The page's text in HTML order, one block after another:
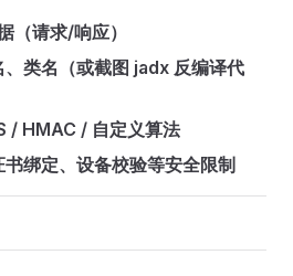
（请求/响应）
类名（或截图 jadx 反编译代
/ HMAC / 自定义算法
绑定、设备校验等安全限制